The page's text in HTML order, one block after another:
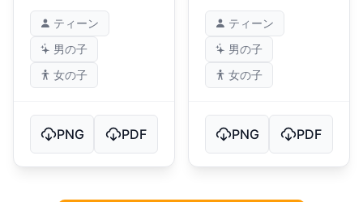
ティーン
男の子
女の子
PNG PDF
ティーン
男の子
女の子
PNG PDF